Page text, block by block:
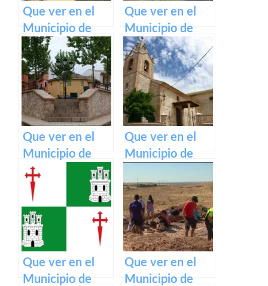
Que ver en el
Municipio de
Villar de
Domingo García
en Castilla La
Mancha
Que ver en el
Municipio de
Santiuste en
Castilla La
Mancha
Que ver en el
Municipio de
San Lorenzo de
la Parrilla en
Castilla La
Mancha
Que ver en el
Municipio de
Haro en Castilla
La Mancha
Que ver en el
Municipio de
Que ver en el
Municipio de